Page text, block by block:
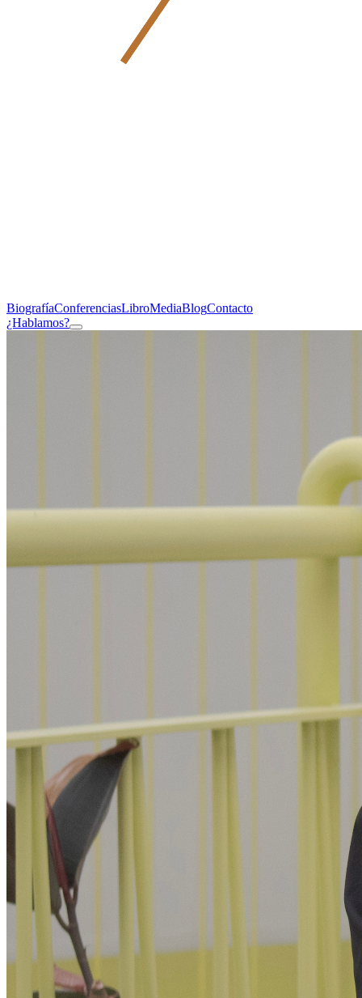
BiografíaConferenciasLibroMediaBlogContacto
¿Hablamos?